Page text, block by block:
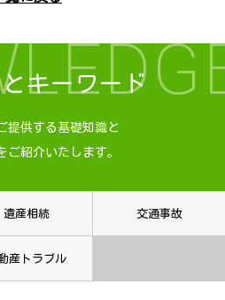
キーワード
提供する基礎知識と
ご紹介いたします。
遺産相続 交通事故
産トラブル